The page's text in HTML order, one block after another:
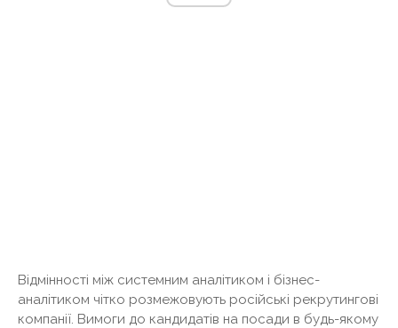
Відмінності між системним аналітиком і бізнес-
аналітиком чітко розмежовують російські рекрутингові
компанії. Вимоги до кандидатів на посади в будь-якому